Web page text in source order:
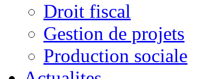
Droit fiscal
Gestion de projets
Production sociale